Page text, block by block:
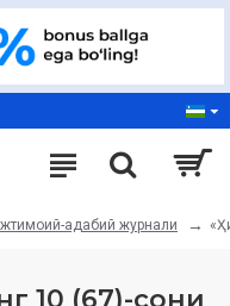
адабий журнали